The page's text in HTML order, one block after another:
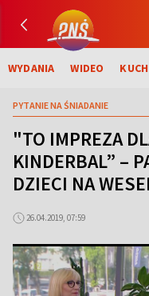
WYDANIA WIDEO
PYTANIE NA ŚNIADANIE
"TO IMPREZA
KINDERBAL” –
DZIECI NA
26.04.2019, 07:59